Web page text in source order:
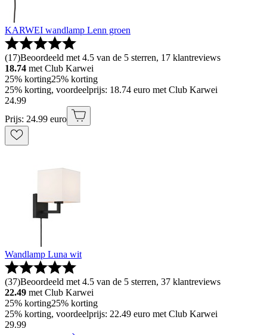
KARWEI wandlamp Lenn groen
(17)Beoordeeld met 4.5 van de 5 sterren, 17 klantreviews
18.74 met Club Karwei
25% korting25% korting
25% korting, voordeelprijs: 18.74 euro met Club Karwei
24.99
Prijs: 24.99 euro
Wandlamp Luna wit
(37)Beoordeeld met 4.5 van de 5 sterren, 37 klantreviews
22.49 met Club Karwei
25% korting25% korting
25% korting, voordeelprijs: 22.49 euro met Club Karwei
29.99